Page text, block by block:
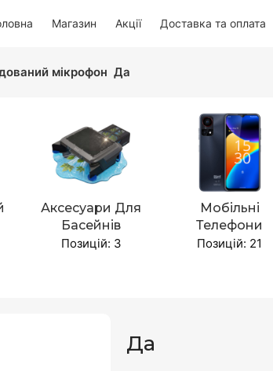
Магазин Акції Доставка та оплата
мікрофон Да
Аксесуари Для
Басейнів
Позицій: 3
Мобільні
Телефони
Позицій: 21
Да